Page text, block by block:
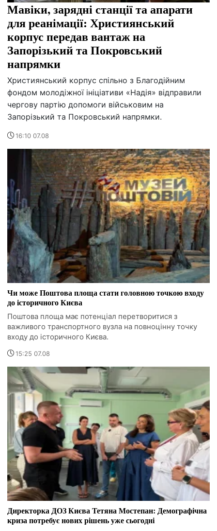
Мавіки, зарядні станції та апарати
для реанімації: Християнський
корпус передав вантаж на
Запорізький та Покровський
напрямки
Християнський корпус спільно з Благодійним
фондом молодіжної ініціативи «Надія» відправили
чергову партію допомоги військовим на
Запорізький та Покровський напрямки.
16:10 07.08
Чи може Поштова площа стати головною точкою входу
до історичного Києва
Поштова площа має потенціал перетворитися з
важливого транспортного вузла на повноцінну точку
входу до історичного Києва.
15:25 07.08
Директорка ДОЗ Києва Тетяна Мостепан: Демографічна
криза потребує нових рішень уже сьогодні